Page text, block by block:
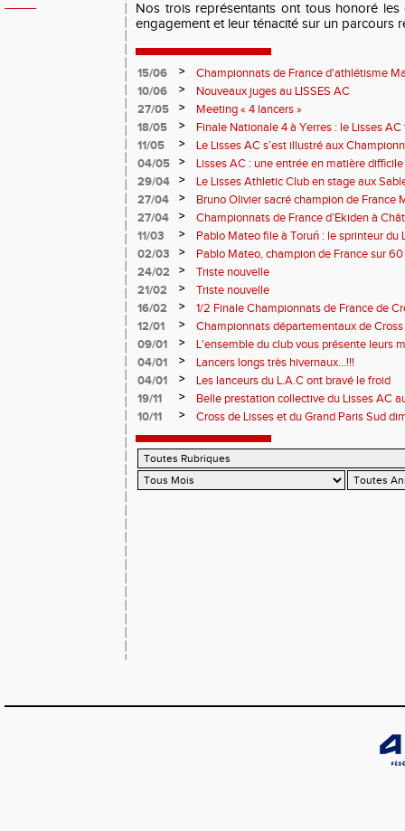
Nos trois représentants ont tous honoré
engagement et leur ténacité sur un parcours
15/06 >
Championnats de France d'athlétisme
10/06
>
Nouveaux juges au LISSES AC
27/05
>
Meeting « 4 lancers »
18/05
>
Finale Nationale 4 à Yerres : le Lisses
11/05
>
Le Lisses AC s’est illustré aux
Troyes
04/05 >
Lisses AC : une entrée en matière
29/04
>
Le Lisses Athletic Club en stage aux
travail intense au bord de l’Atlantique
27/04 >
Bruno Olivier sacré champion de France
27/04
>
Championnats de France d’Ekiden à
11/03
>
Pablo Mateo file à Toruń : le sprinteur du
02/03
>
Pablo Mateo, champion de France sur
24/02
>
Triste nouvelle
21/02
>
Triste nouvelle
16/02
>
1/2 Finale Championnats de France de
MARTIN - I-F - 077
12/01 >
Championnats départementaux de
09/01
>
L'ensemble du club vous présente leurs
nouvelle année!
04/01 >
Lancers longs très hivernaux...!!!
04/01
>
Les lanceurs du L.A.C ont bravé le froid
19/11
>
Belle prestation collective du Lisses AC
Boulogne-Billancourt !
10/11 > Cross de Lisses et du Grand Paris Sud